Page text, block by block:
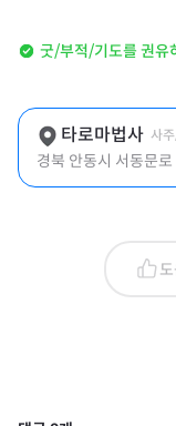
굿/부적/기도를 권유
타로마법사 사
경북 안동시 서동문